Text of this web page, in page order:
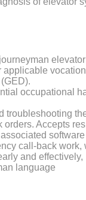
applicable
occupational
troubleshooting
Accepts
call-back
and
language